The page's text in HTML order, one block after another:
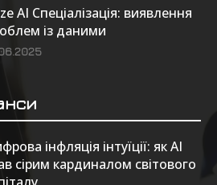
AI Спеціалізація: виявлення
із даними
інфляція інтуїції: як AI
сірим кардиналом світового